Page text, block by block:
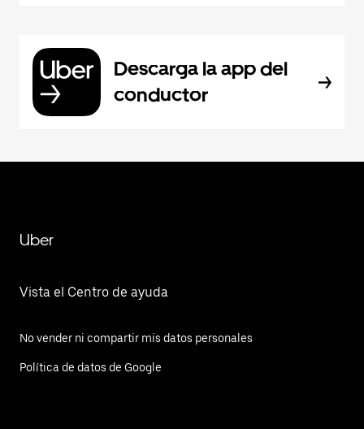
Descarga la app del
conductor
Uber
Vista el Centro de ayuda
No vender ni compartir mis datos personales
Política de datos de Google